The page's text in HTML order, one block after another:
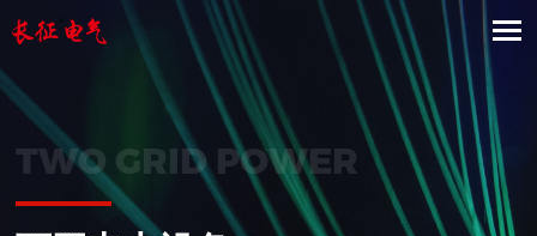
TWO GRID POWER